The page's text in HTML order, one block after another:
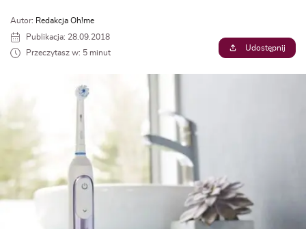
Autor: Redakcja Oh!me
Publikacja: 28.09.2018
Przeczytasz w: 5 minut
Udostępnij